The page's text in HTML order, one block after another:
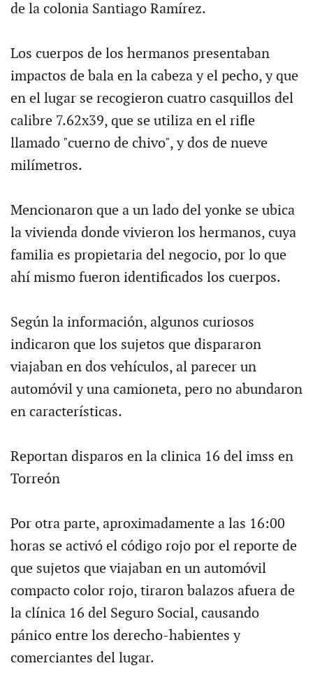
de la colonia Santiago Ramírez.
Los cuerpos de los hermanos presentaban
impactos de bala en la cabeza y el pecho, y que
en el lugar se recogieron cuatro casquillos del
calibre 7.62x39, que se utiliza en el rifle
llamado "cuerno de chivo", y dos de nueve
milímetros.
Mencionaron que a un lado del yonke se ubica
la vivienda donde vivieron los hermanos, cuya
familia es propietaria del negocio, por lo que
ahí mismo fueron identificados los cuerpos.
Según la información, algunos curiosos
indicaron que los sujetos que dispararon
viajaban en dos vehículos, al parecer un
automóvil y una camioneta, pero no abundaron
en características.
Reportan disparos en la clinica 16 del imss en
Torreón
Por otra parte, aproximadamente a las 16:00
horas se activó el código rojo por el reporte de
que sujetos que viajaban en un automóvil
compacto color rojo, tiraron balazos afuera de
la clínica 16 del Seguro Social, causando
pánico entre los derecho-habientes y
comerciantes del lugar.